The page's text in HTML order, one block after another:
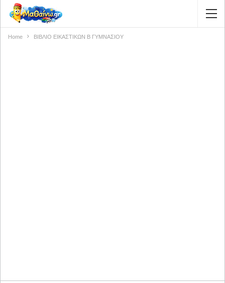
Home ΒΙΒΛΙΟ ΕΙΚΑΣΤΙΚΩΝ Β ΓΥΜΝΑΣΙΟΥ